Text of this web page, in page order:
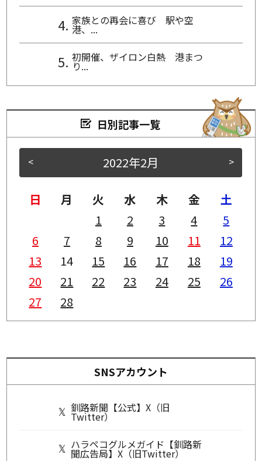
家族との再会に喜び 駅や空
港、...
初開催、ザイロン白熱 港まつ
り...
日別記事一覧
< >
2022年2月
日 月 火 水 木 金
土
1
2 3 4
5
6
7 8 9 10 11
12
13
14 15 16 17 18
19
20
21 22 23 24 25
26
27
28
SNSアカウント
釧路新聞【公式】X（旧
Twitter）
ハラペコグルメガイド【釧路新
聞広告局】X（旧Twitter）